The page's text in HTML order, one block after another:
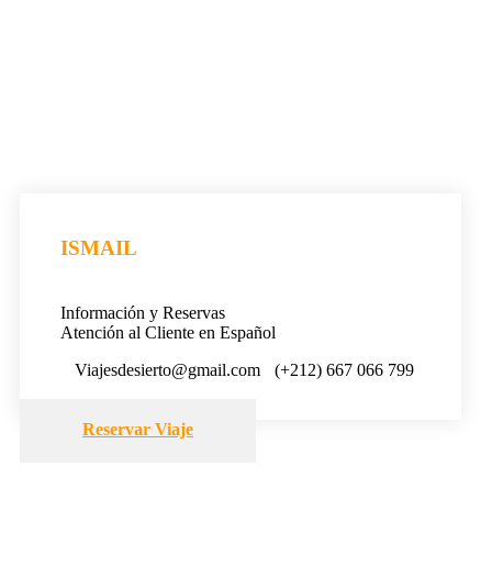
ISMAIL
Información y Reservas
Atención al Cliente en Español
Viajesdesierto@gmail.com
(+212) 667 066 799
Reservar Viaje